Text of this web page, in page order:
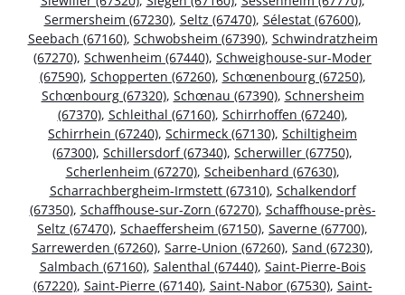
Sermersheim (67230), Seltz (67470), Sélestat (67600),
Seebach (67160), Schwobsheim (67390), Schwindratzheim
(67270), Schwenheim (67440), Schweighouse-sur-Moder
(67590), Schopperten (67260), Schœnenbourg (67250),
Schœnbourg (67320), Schœnau (67390), Schnersheim
(67370), Schleithal (67160), Schirrhoffen (67240),
Schirrhein (67240), Schirmeck (67130), Schiltigheim
(67300), Schillersdorf (67340), Scherwiller (67750),
Scherlenheim (67270), Scheibenhard (67630),
Scharrachbergheim-Irmstett (67310), Schalkendorf
(67350), Schaffhouse-sur-Zorn (67270), Schaffhouse-près-
Seltz (67470), Schaeffersheim (67150), Saverne (67700),
Sarrewerden (67260), Sarre-Union (67260), Sand (67230),
Salmbach (67160), Salenthal (67440), Saint-Pierre-Bois
(67220), Saint-Pierre (67140), Saint-Nabor (67530), Saint-